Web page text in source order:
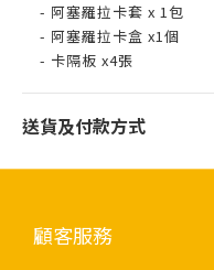
- 阿塞羅拉卡套 x 1包
- 阿塞羅拉卡盒 x1個
- 卡隔板 x4張
送貨及付款方式
顧客服務